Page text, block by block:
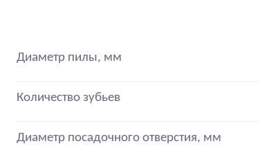
Диаметр пилы, мм
Количество зубьев
Диаметр посадочного отверстия, мм